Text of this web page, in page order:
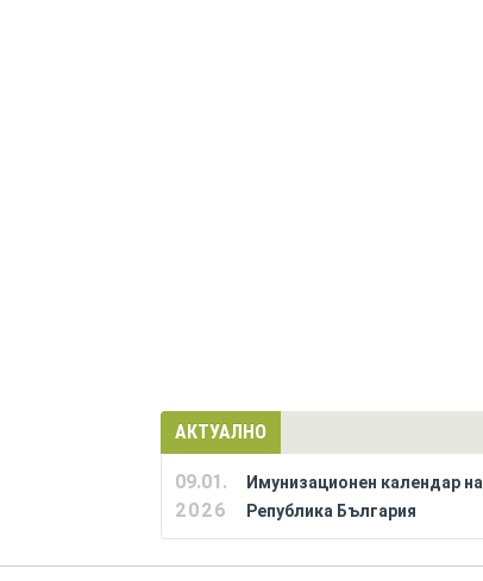
АКТУАЛНО
09.01.
2026
Имунизационен календар на
Република България